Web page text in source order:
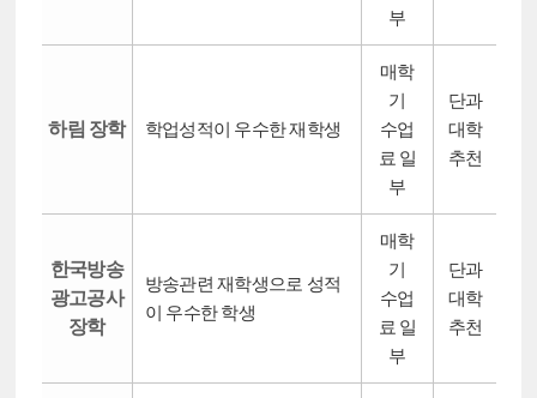
부
하림 장학 학업성적이 우수한 재학생
매학
기
수업
료 일
부
단과
대학
추천
한국방송
광고공사
장학
방송관련 재학생으로 성적
이 우수한 학생
매학
기
수업
료 일
부
단과
대학
추천